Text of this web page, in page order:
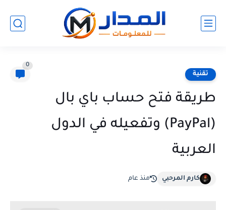
تقنية
0
طريقة فتح حساب باي بال
(PayPal) وتفعيله في الدول
العربية
كارم المرحبي منذ عام